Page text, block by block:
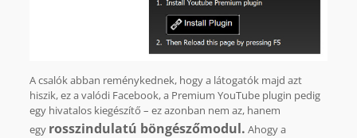
A csalók abban reménykednek, hogy a látogatók majd azt
hiszik, ez a valódi Facebook, a Premium YouTube plugin pedig
egy hivatalos kiegészítő – ez azonban nem az, hanem
egy rosszindulatú böngészőmodul. Ahogy a